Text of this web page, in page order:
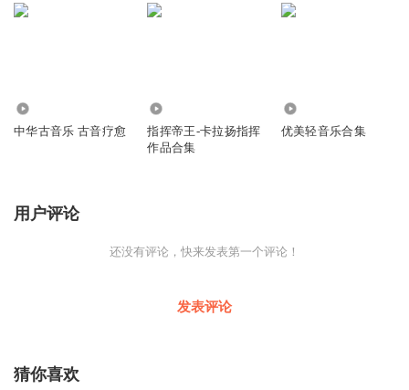
中华古音乐 古音疗愈
指挥帝王-卡拉扬指挥
作品合集
优美轻音乐合集
用户评论
还没有评论，快来发表第一个评论！
发表评论
猜你喜欢